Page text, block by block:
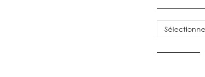
Archives